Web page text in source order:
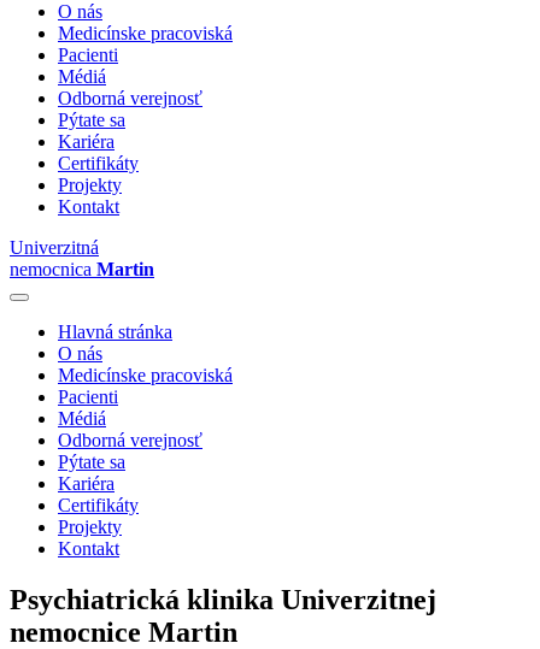
O nás
Medicínske pracoviská
Pacienti
Médiá
Odborná verejnosť
Pýtate sa
Kariéra
Certifikáty
Projekty
Kontakt
Univerzitná
nemocnica Martin
Hlavná stránka
O nás
Medicínske pracoviská
Pacienti
Médiá
Odborná verejnosť
Pýtate sa
Kariéra
Certifikáty
Projekty
Kontakt
Psychiatrická klinika Univerzitnej
nemocnice Martin